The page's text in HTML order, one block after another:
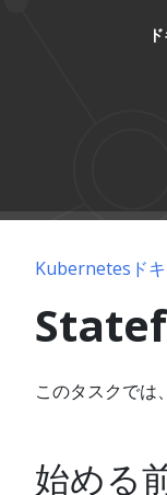
Kubernetesドキ
このタスクでは、
始める